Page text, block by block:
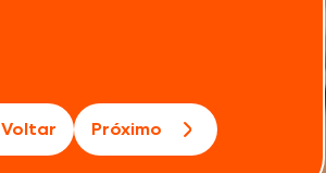
Voltar Próximo